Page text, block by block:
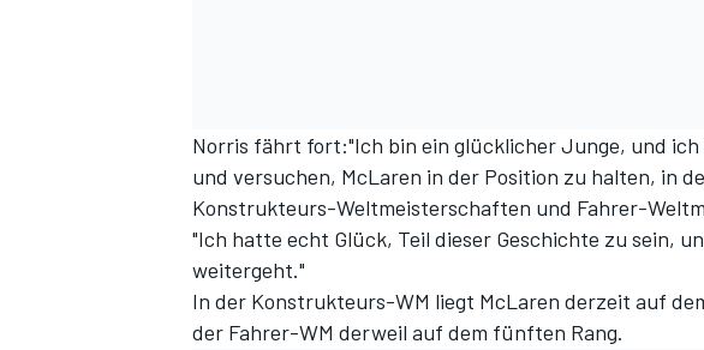
Norris fährt fort:"Ich bin ein glücklicher Junge, und
und versuchen, McLaren in der Position zu halten, in
Konstrukteurs-Weltmeisterschaften und Fahrer-
"Ich hatte echt Glück, Teil dieser Geschichte zu sein,
weitergeht."
In der Konstrukteurs-WM liegt McLaren derzeit auf
der Fahrer-WM derweil auf dem fünften Rang.